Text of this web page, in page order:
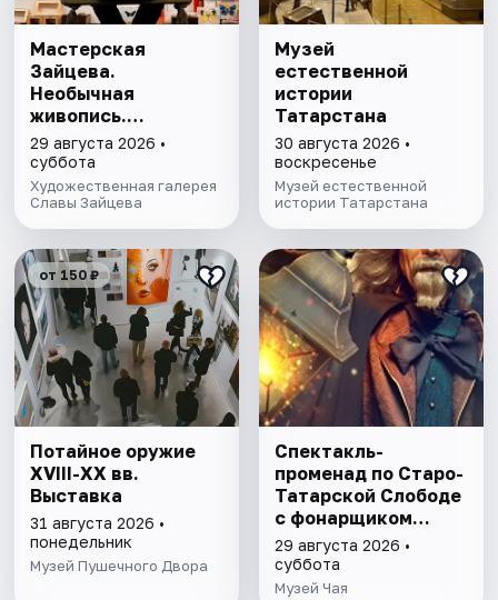
Мастерская
Зайцева.
Необычная
живопись.
Необычная графика
29 августа 2026 •
суббота
Художественная галерея
Славы Зайцева
Музей
естественной
истории
Татарстана
30 августа 2026 •
воскресенье
Музей естественной
истории Татарстана
от 150 ₽
Потайное оружие
XVIII-XX вв.
Выставка
31 августа 2026 •
понедельник
Музей Пушечного Двора
Спектакль-
променад по Старо-
Татарской Слободе
с фонарщиком
Фаролеро
29 августа 2026 •
суббота
Музей Чая